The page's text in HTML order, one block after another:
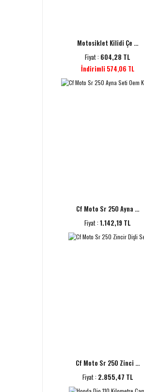
Motosiklet Kilidi Çe ...
Fiyat : 604,28 TL
İndirimli 574,06 TL
Cf Moto Sr 250 Ayna ...
Fiyat : 1.142,19 TL
Cf Moto Sr 250 Zinci ...
Fiyat : 2.855,47 TL